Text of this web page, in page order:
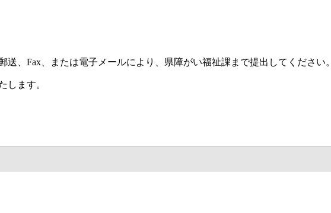
、Fax、または電子メールにより、県障がい福祉課まで提出してください。
します。